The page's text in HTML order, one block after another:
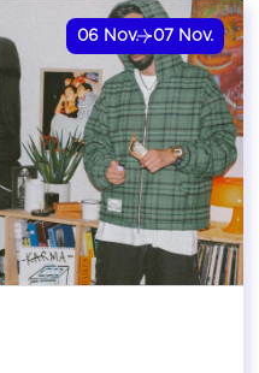
06 Nov. 07 Nov.